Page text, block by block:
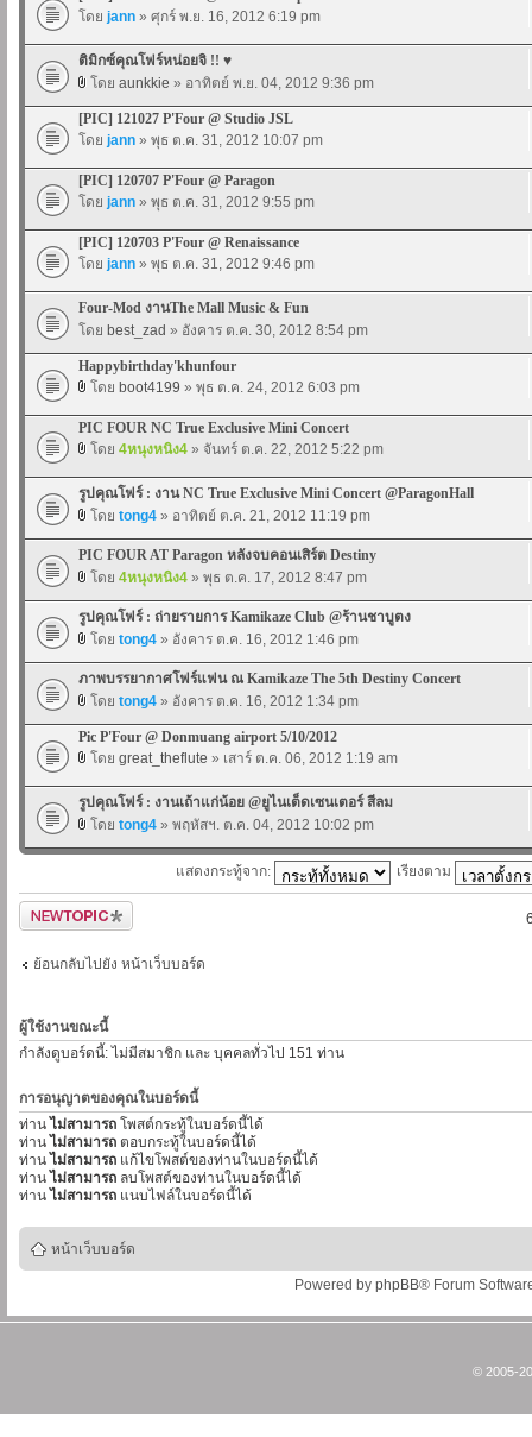
โดย jann » ศุกร์ พ.ย. 16, 2012 6:19 pm
ติมิกซ์คุณโฟร์หน่อยจิ !! ♥
โดย aunkkie » อาทิตย์ พ.ย. 04, 2012 9:36 pm
[PIC] 121027 P'Four @ Studio JSL
โดย jann » พุธ ต.ค. 31, 2012 10:07 pm
[PIC] 120707 P'Four @ Paragon
โดย jann » พุธ ต.ค. 31, 2012 9:55 pm
[PIC] 120703 P'Four @ Renaissance
โดย jann » พุธ ต.ค. 31, 2012 9:46 pm
Four-Mod งานThe Mall Music & Fun
โดย best_zad » อังคาร ต.ค. 30, 2012 8:54 pm
Happybirthday'khunfour
โดย boot4199 » พุธ ต.ค. 24, 2012 6:03 pm
PIC FOUR NC True Exclusive Mini Concert
โดย 4หนุงหนิง4 » จันทร์ ต.ค. 22, 2012 5:22 pm
รูปคุณโฟร์ : งาน NC True Exclusive Mini Concert @ParagonHall
โดย tong4 » อาทิตย์ ต.ค. 21, 2012 11:19 pm
PIC FOUR AT Paragon หลังจบคอนเสิร์ต Destiny
โดย 4หนุงหนิง4 » พุธ ต.ค. 17, 2012 8:47 pm
รูปคุณโฟร์ : ถ่ายรายการ Kamikaze Club @ร้านชาบูตง
โดย tong4 » อังคาร ต.ค. 16, 2012 1:46 pm
ภาพบรรยากาศโฟร์แฟน ณ Kamikaze The 5th Destiny Concert
โดย tong4 » อังคาร ต.ค. 16, 2012 1:34 pm
Pic P'Four @ Donmuang airport 5/10/2012
โดย great_theflute » เสาร์ ต.ค. 06, 2012 1:19 am
รูปคุณโฟร์ : งานเถ้าแก่น้อย @ยูไนเต็ดเซนเตอร์ สีลม
โดย tong4 » พฤหัสฯ. ต.ค. 04, 2012 10:02 pm
แสดงกระทู้จาก: เรียงตาม
ตั้งกระทู้ใหม่
ย้อนกลับไปยัง หน้าเว็บบอร์ด
ผู้ใช้งานขณะนี้
กำลังดูบอร์ดนี้: ไม่มีสมาชิก และ บุคคลทั่วไป 151 ท่าน
การอนุญาตของคุณในบอร์ดนี้
ท่าน ไม่สามารถ โพสต์กระทู้ในบอร์ดนี้ได้
ท่าน ไม่สามารถ ตอบกระทู้ในบอร์ดนี้ได้
ท่าน ไม่สามารถ แก้ไขโพสต์ของท่านในบอร์ดนี้ได้
ท่าน ไม่สามารถ ลบโพสต์ของท่านในบอร์ดนี้ได้
ท่าน ไม่สามารถ แนบไฟล์ในบอร์ดนี้ได้
หน้าเว็บบอร์ด
Powered by phpBB® Forum
© 2005-